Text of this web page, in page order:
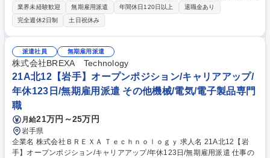
も安心してエンジニアとしてのキャリアをスタートできるよう多様な相談
窓口を用意しています。 【どんな仕事？】『機械や電気分野のエンジニア
職』として、製品が正常に機能するかのテストや工場設備のメンテナンス
などのモノづくりの基礎に関わる業務から携わっていただきます。 【未経
験でも安心の育成・研修制度】 未経験から2～3年でエンジニアとして独
り立ち！中途未経験入社多数。未経験案件に特化してきたからこそ、顧客
協力での育成基盤やエンジニアとして踏み出せる環境があります。 募集職
種 23A北12【秋田】オープンポジション/キャリアアップ/年休123日/無期
雇用派遣
業界未経験歓迎 無期雇用派遣 年間休日120日以上
退職金あり
完全週休2日制
土日祝休み
派遣社員 無期雇用派遣
株式会社BREXA Technology
21A北12【岩手】オープンポジション/キャリアアップ/
年休123日/無期雇用派遣 その他機械/電気/電子製品専門
職
月給21万円～25万円
岩手県
企業名 株式会社ＢＲＥＸＡ Ｔｅｃｈｎｏｌｏｇｙ 求人名 21A北12【岩
手】オープンポジション/キャリアアップ/年休123日/無期雇用派遣 仕事の